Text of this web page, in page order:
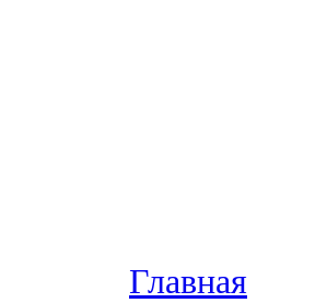
Главная